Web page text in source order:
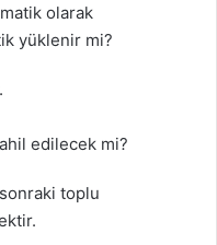
olarak
yüklenir mi?
edilecek mi?
toplu